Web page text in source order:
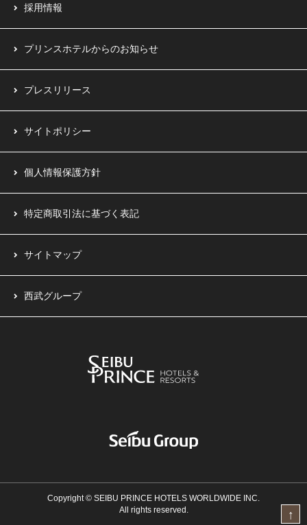
採用情報
プリンスホテルからのお知らせ
プレスリリース
サイトポリシー
個人情報保護方針
特定商取引法に基づく表記
サイトマップ
西武グループ
Copyright © SEIBU PRINCE HOTELS WORLDWIDE INC.
All rights reserved.
↑